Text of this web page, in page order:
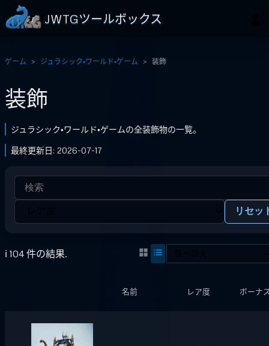
JWTGツールボックス
ゲーム ジュラシック・ワールド・ゲーム 装飾
装飾
ジュラシック・ワールド・ゲームの全装飾物の一覧。
最終更新日: 2026-07-17
リセッ
ℹ️ 104 件の結果.
名前 レア度 ボーナ